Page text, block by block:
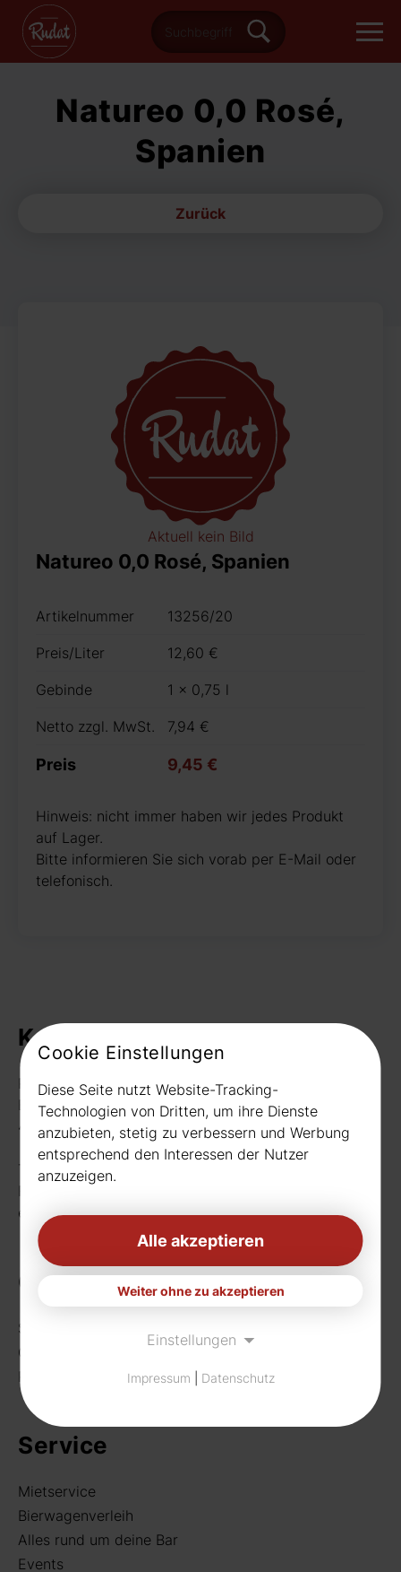
Natureo 0,0 Rosé,
Spanien
Zurück
Aktuell kein Bild
Natureo 0,0 Rosé, Spanien
Artikelnummer 13256/20
Preis/Liter 12,60 €
Gebinde 1 x 0,75 l
Netto zzgl. MwSt. 7,94 €
Preis 9,45 €
Hinweis: nicht immer haben wir jedes Produkt
auf Lager.
Bitte informieren Sie sich vorab per E-Mail oder
telefonisch.
Kontakt
Rudat GmbH
Borussiastr. 26
44149 Dortmund
Telefon:0231 656677
Fax: 0231 656990
eMail:info[at]rudat-gmbh.de
Getränke
Sortiment
Craft Beer
Rund um deine Bar
Service
Mietservice
Bierwagenverleih
Alles rund um deine Bar
Events
Cookie Einstellungen
Diese Seite nutzt Website-Tracking-
Technologien von Dritten, um ihre Dienste
anzubieten, stetig zu verbessern und Werbung
entsprechend den Interessen der Nutzer
anzuzeigen.
Alle akzeptieren
Weiter ohne zu akzeptieren
Einstellungen
Impressum Datenschutz